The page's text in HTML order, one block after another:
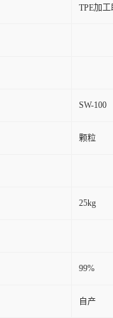
TPE加
SW-100
颗粒
25kg
99%
自产